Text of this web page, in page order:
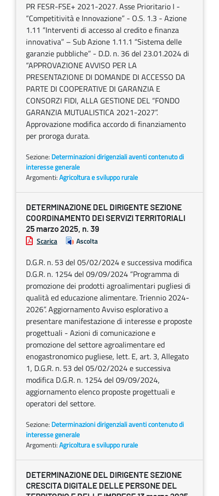
PR FESR-FSE+ 2021-2027. Asse Prioritario I -
“Competitività e Innovazione” - O.S. 1.3 - Azione
1.11 “Interventi di accesso al credito e finanza
innovativa” – Sub Azione 1.11.1 “Sistema delle
garanzie pubbliche” - D.D. n. 36 del 23.01.2024 di
“APPROVAZIONE AVVISO PER LA
PRESENTAZIONE DI DOMANDE DI ACCESSO DA
PARTE DI COOPERATIVE DI GARANZIA E
CONSORZI FIDI, ALLA GESTIONE DEL “FONDO
GARANZIA MUTUALISTICA 2021-2027”.
Approvazione modifica accordo di finanziamento
per proroga durata.
Sezione: Determinazioni dirigenziali aventi contenuto di
interesse generale
Argomenti:Agricoltura e sviluppo rurale
DETERMINAZIONE DEL DIRIGENTE SEZIONE
COORDINAMENTO DEI SERVIZI TERRITORIALI
25 marzo 2025, n. 39
Scarica Ascolta
D.G.R. n. 53 del 05/02/2024 e successiva modifica
D.G.R. n. 1254 del 09/09/2024 “Programma di
promozione dei prodotti agroalimentari pugliesi di
qualità ed educazione alimentare. Triennio 2024-
2026”. Aggiornamento Avviso esplorativo a
presentare manifestazione di interesse e proposte
progettuali - Azioni di comunicazione e
promozione del settore agroalimentare ed
enogastronomico pugliese, lett. E, art. 3, Allegato
1, D.G.R. n. 53 del 05/02/2024 e successiva
modifica D.G.R. n. 1254 del 09/09/2024,
aggiornamento elenco proposte progettuali e
operatori del settore.
Sezione: Determinazioni dirigenziali aventi contenuto di
interesse generale
Argomenti:Agricoltura e sviluppo rurale
DETERMINAZIONE DEL DIRIGENTE SEZIONE
CRESCITA DIGITALE DELLE PERSONE DEL